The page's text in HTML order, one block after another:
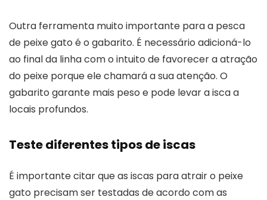
Outra ferramenta muito importante para a pesca
de peixe gato é o gabarito. É necessário adicioná-lo
ao final da linha com o intuito de favorecer a atração
do peixe porque ele chamará a sua atenção. O
gabarito garante mais peso e pode levar a isca a
locais profundos.
Teste diferentes tipos de iscas
É importante citar que as iscas para atrair o peixe
gato precisam ser testadas de acordo com as